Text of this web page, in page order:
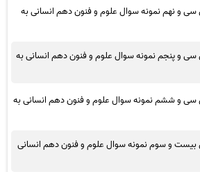
سی و نهم نمونه سوال علوم و فنون دهم انسانی به
سی و پنجم نمونه سوال علوم و فنون دهم انسانی به
سی و ششم نمونه سوال علوم و فنون دهم انسانی به
بیست و سوم نمونه سوال علوم و فنون دهم انسانی